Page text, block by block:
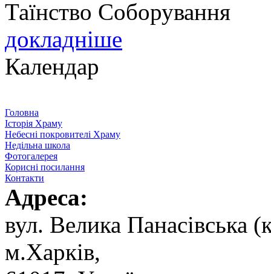
Таїнство Соборування
докладніше
Календар
Головна
Історія Храму
Небесні покровителі Храму
Недільна школа
Фотогалерея
Корисні посилання
Контакти
Адреса:
вул. ‬Велика Панасівська
‬м.Харків,